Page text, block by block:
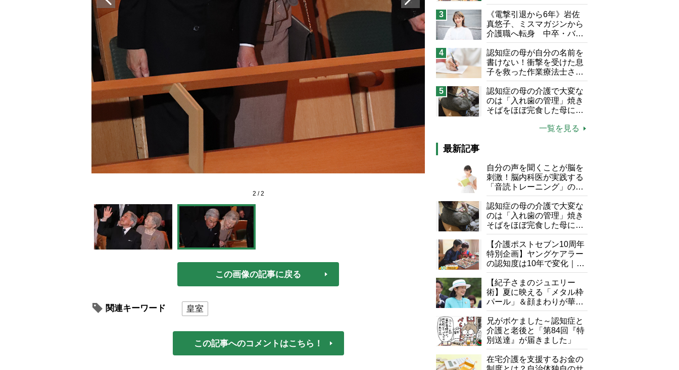
2 /2
この画像の記事に戻る
関連キーワード 皇室
この記事へのコメントはこちら！
3
《電撃引退から6年》岩佐
真悠子、ミスマガジンから
介護職へ転身 中卒・バイ
ト経験ゼロの彼女が見つけ
た“居場所”「社会の役に立
ちながら自分らしくいられ
る」
4
認知症の母が自分の名前を
書けない！衝撃を受けた息
子を救った作業療法士さん
の言葉
5
認知症の母の介護で大変な
のは「入れ歯の管理」焼き
そばをほぼ完食した母に息
一覧を見る
最新記事
自分の声を聞くことが脳を
刺激！脳内科医が実践する
「音読トレーニング」の極
意
認知症の母の介護で大変な
のは「入れ歯の管理」焼き
そばをほぼ完食した母に息
子が血の気が引いた理由
【介護ポストセブン10周年
特別企画】ヤングケアラー
の認知度は10年で変化｜流
行語大賞にノミネート、法
律にも明記されたが果たし
て現在は？
【紀子さまのジュエリー
術】夏に映える「メタル枠
パール」＆顔まわりが華や
ぐ「揺れる一粒」の使い分
け方
兄がボケました～認知症と
介護と老後と「第84回『特
別送達』が届きました」
在宅介護を支援するお金の